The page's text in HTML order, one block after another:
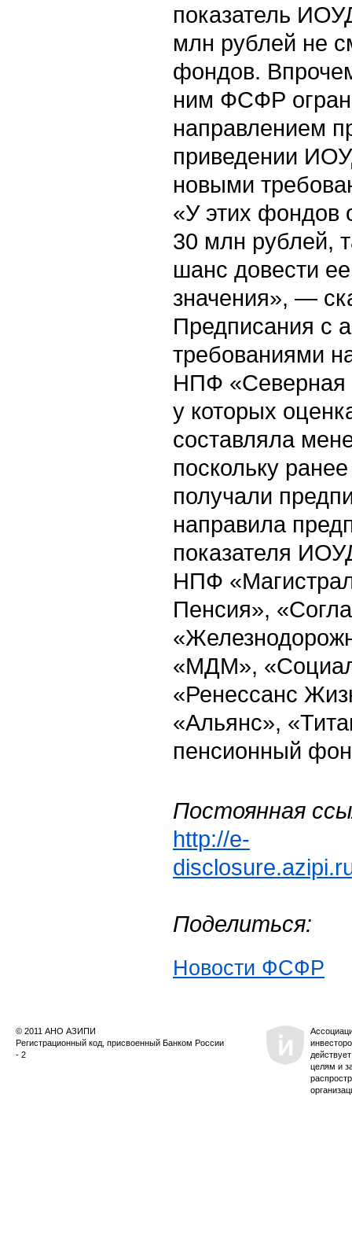
показатель
млн рублей не
фондов.
ним ФСФР
направлением
приведении
новыми
«У этих
30 млн рублей,
шанс довести
значения», —
Предписания с
требованиями
НПФ «Северная
у которых
составляла
поскольку
получали
направила
показателя
НПФ
Пенсия»,
«МДМ»,
«Ренессанс
«Альянс»,
пенсионный
Постоянная
http://e-
Поделиться:
Новости ФСФР
© 2011 АНО АЗИПИ
Регистрационный код, присвоенный Банком России
- 2
целям и